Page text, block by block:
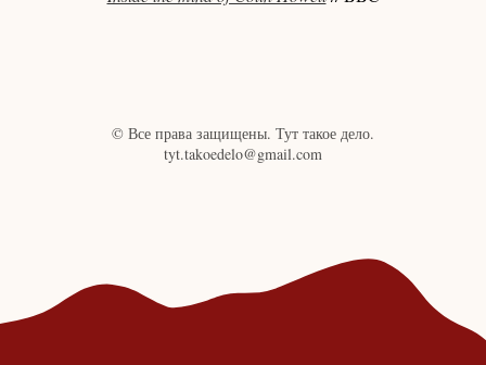
© Все права защищены. Тут такое дело.
tyt.takoedelo@gmail.com